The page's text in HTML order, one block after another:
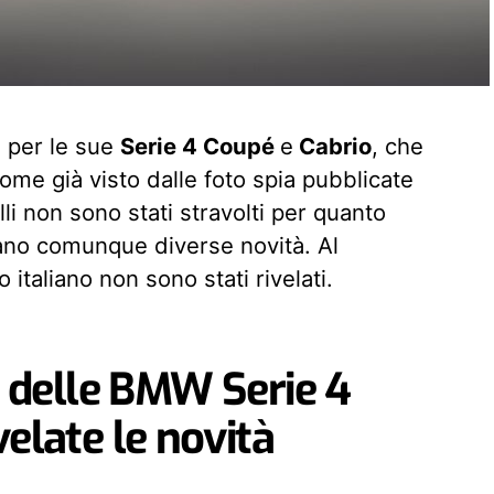
le sue Serie 4 Coupé e Cabrio, che
già visto dalle foto spia pubblicate
non sono stati stravolti per quanto
comunque diverse novità. Al
italiano non sono stati rivelati.
BMW Serie 4
le novità